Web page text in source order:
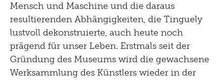
Mensch und Maschine und die daraus
resultierenden Abhängigkeiten, die Tinguely
lustvoll dekonstruierte, auch heute noch
prägend für unser Leben. Erstmals seit der
Gründung des Museums wird die gewachsene
Werksammlung des Künstlers wieder in der